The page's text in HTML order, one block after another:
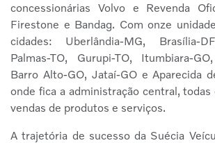
concessionárias Volvo e Revenda
Firestone e Bandag. Com onze
cidades: Uberlândia-MG, Brasília-
Palmas-TO, Gurupi-TO, Itumbiara-
Barro Alto-GO, Jataí-GO e Aparecida
onde fica a administração central, todas
vendas de produtos e serviços.
A trajetória de sucesso da Suécia